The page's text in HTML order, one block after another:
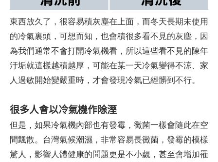
東西放久了，很容易積灰塵在上面，而冬天長期未使用
的冷氣裏頭，可想而知，也會積很多看不見的灰塵，因
為我們通常不會打開冷氣機看，所以這些看不見的陳年
汙垢就這樣越積越厚，可能在某一天冷氣變得不涼、家
人過敏開始變嚴重時，才會發現冷氣已經髒到不行。
很多人會以冷氣機作除溼
但是，如果冷氣機內部也有發霉，黴菌一樣會隨此在空
間飄散。台灣氣候潮濕，非常容易長黴菌，發霉的模樣
驚人，影響人體健康的問題更是不小覷，甚至會增加罹